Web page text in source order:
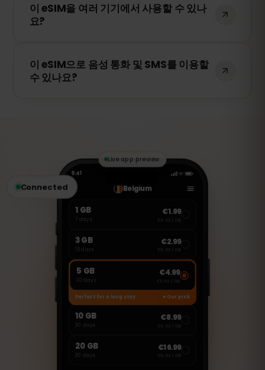
5G가 제공되는 경우 5G 연결도 가능합니다.
빠르고 안정적인 인터넷을 경험하세요.
이 eSIM을 여러 기기에서 사용할 수 있나
요?
다. 스마트폰을 변경하는 경우 새로운 eSIM
을 구매해야 합니다.
이 eSIM으로 음성 통화 및 SMS를 이용할
수 있나요?